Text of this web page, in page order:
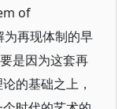
of
再现体制的早
是因为这套再
的基础之上，